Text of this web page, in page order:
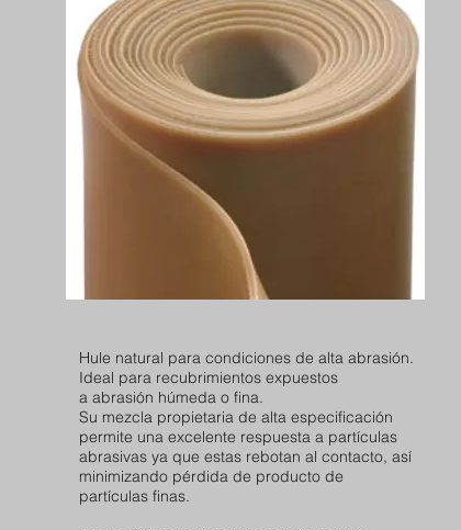
Hule natural para condiciones de alta abrasión.
Ideal para recubrimientos expuestos
a abrasión húmeda o fina.
Su mezcla propietaria de alta especificación
permite una excelente respuesta a partículas
abrasivas ya que estas rebotan al contacto, así
minimizando pérdida de producto de
partículas finas.